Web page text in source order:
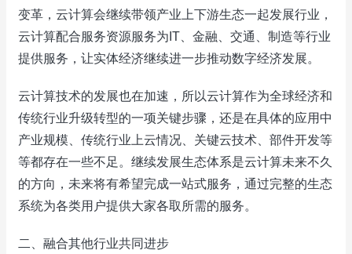
变革，云计算会继续带领产业上下游生态一起发展行业，
云计算配合服务资源服务为IT、金融、交通、制造等行业
提供服务，让实体经济继续进一步推动数字经济发展。
云计算技术的发展也在加速，所以云计算作为全球经济和
传统行业升级转型的一项关键步骤，还是在具体的应用中
产业规模、传统行业上云情况、关键云技术、部件开发等
等都存在一些不足。继续发展生态体系是云计算未来不久
的方向，未来将有希望完成一站式服务，通过完整的生态
系统为各类用户提供大家各取所需的服务。
二、融合其他行业共同进步